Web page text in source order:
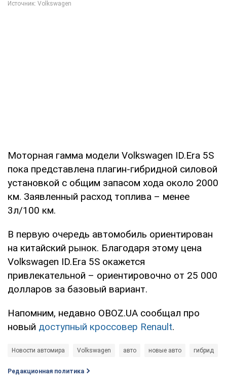
Моторная гамма модели Volkswagen ID.Era 5S
пока представлена плагин-гибридной силовой
установкой с общим запасом хода около 2000
км. Заявленный расход топлива – менее
3л/100 км.
В первую очередь автомобиль ориентирован
на китайский рынок. Благодаря этому цена
Volkswagen ID.Era 5S окажется
привлекательной – ориентировочно от 25 000
долларов за базовый вариант.
Напомним, недавно OBOZ.UA сообщал про
новый доступный кроссовер Renault.
Новости автомира Volkswagen авто новые авто гибрид
Редакционная политика